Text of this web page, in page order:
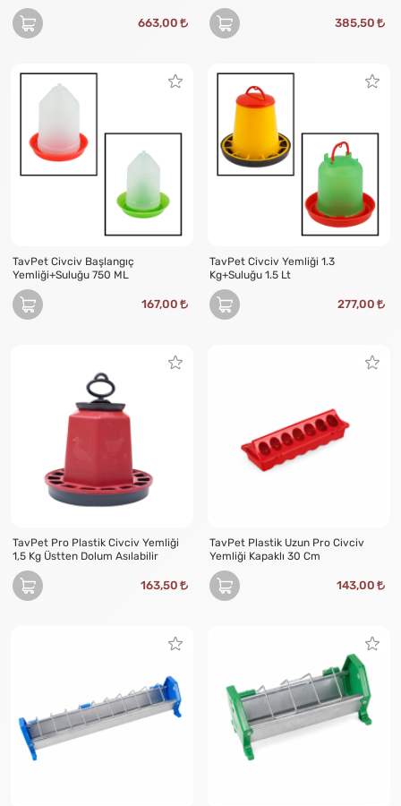
663,00 385,50
TavPet Civciv Başlangıç
Yemliği+Suluğu 750 ML
167,00
TavPet Civciv Yemliği 1.3
Kg+Suluğu 1.5 Lt
277,00
TavPet Pro Plastik Civciv Yemliği
1,5 Kg Üstten Dolum Asılabilir
163,50
TavPet Plastik Uzun Pro Civciv
Yemliği Kapaklı 30 Cm
143,00